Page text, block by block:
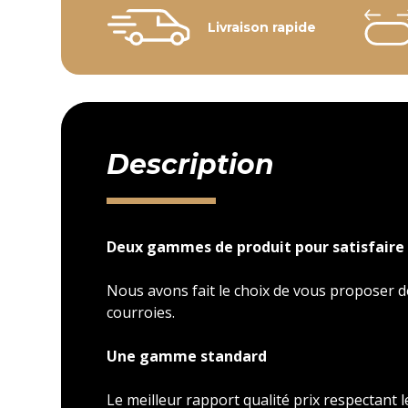
Livraison rapide
Description
Deux gammes de produit pour satisfaire
Nous avons fait le choix de vous proposer
courroies.
Une gamme standard
Le meilleur rapport qualité prix respectant